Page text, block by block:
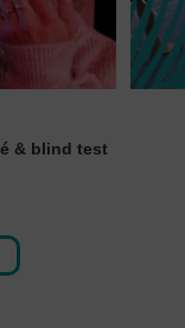
& blind test